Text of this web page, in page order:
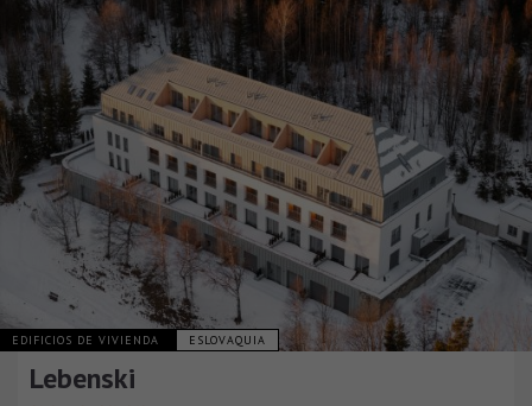
EDIFICIOS DE VIVIENDA ESLOVAQUIA
Lebenski